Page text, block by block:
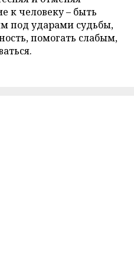
к человеку – быть
под ударами судьбы,
помогать слабым,